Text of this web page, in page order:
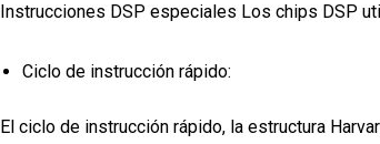
Instrucciones DSP especiales Los chips DSP
Ciclo de instrucción rápido:
El ciclo de instrucción rápido, la estructura